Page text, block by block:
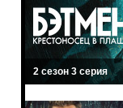
2 сезон 3 серия